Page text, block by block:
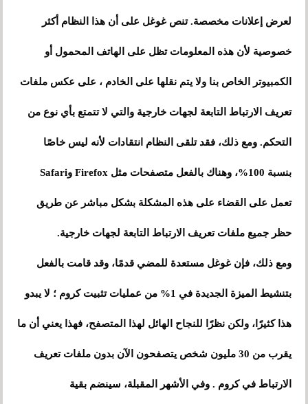
لعرض إعلانات مخصصة. تنص غوغل على أن هذا النظام أكثر
خصوصية لأن هذه المعلومات تظل على الهاتف المحمول أو
الكمبيوتر الخاص بنا ولا يتم نقلها على الخادم ، على عكس ملفات
تعريف الارتباط التابعة لجهات خارجية والتي لا تتمتع بأي نوع من
التحكم. ومع ذلك، فقد تلقى النظام انتقادات لأنه ليس خاصًا
بنسبة 100%، وهناك بالفعل متصفحات مثل Firefox وSafari
تعمل على القضاء على هذه المشكلة بشكل مباشر عن طريق
حظر جميع ملفات تعريف الارتباط التابعة لجهات خارجية.
ومع ذلك، فإن غوغل مستعدة للمضي قدمًا، وقد قامت بالفعل
بتنشيط الميزة الجديدة في 1% من عمليات تثبيت كروم ؛ لا يبدو
هذا كثيرًا، ولكن نظرًا للنجاح الهائل لهذا المتصفح، فهذا يعني أن ما
يقرب من 30 مليون شخص يتصفحون الآن بدون ملفات تعريف
الارتباط في كروم . وفي الأشهر المقبلة، سينضم بقية